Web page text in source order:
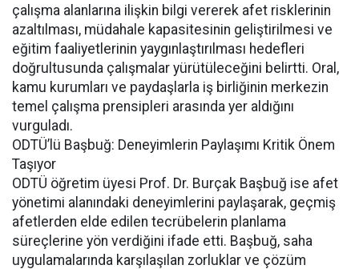
çalışma alanlarına ilişkin bilgi vererek afet risklerinin
azaltılması, müdahale kapasitesinin geliştirilmesi ve
eğitim faaliyetlerinin yaygınlaştırılması hedefleri
doğrultusunda çalışmalar yürütüleceğini belirtti. Oral,
kamu kurumları ve paydaşlarla iş birliğinin merkezin
temel çalışma prensipleri arasında yer aldığını
vurguladı.
ODTÜ’lü Başbuğ: Deneyimlerin Paylaşımı Kritik Önem
Taşıyor
ODTÜ öğretim üyesi Prof. Dr. Burçak Başbuğ ise afet
yönetimi alanındaki deneyimlerini paylaşarak, geçmiş
afetlerden elde edilen tecrübelerin planlama
süreçlerine yön verdiğini ifade etti. Başbuğ, saha
uygulamalarında karşılaşılan zorluklar ve çözüm